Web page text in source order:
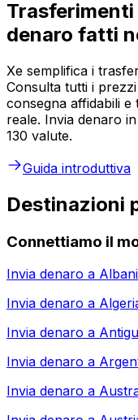
denaro fatti
Xe semplifica i
Consulta tutti i
consegna affidabili
reale. Invia denaro
130 valute.
Guida introduttiva
Destinazioni
Connettiamo il
Invia denaro a
Invia denaro a
Invia denaro a
Invia denaro a
Invia denaro a